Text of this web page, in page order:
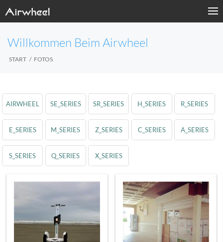
Willkommen Beim Airwheel
START FOTOS
AIRWHEEL SE_SERIES SR_SERIES H_SERIES R_SERIES
E_SERIES M_SERIES Z_SERIES C_SERIES A_SERIES
S_SERIES Q_SERIES X_SERIES